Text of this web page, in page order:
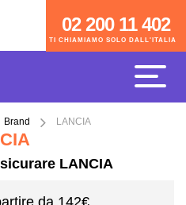
TI CHIAMIAMO SOLO DALL'ITALIA
02 200 11 402
Brand LANCIA
LANCIA
da 142€
02 200 11 402